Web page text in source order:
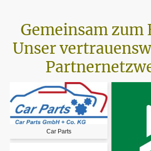
Gemeinsam zum
Unser
Car Parts